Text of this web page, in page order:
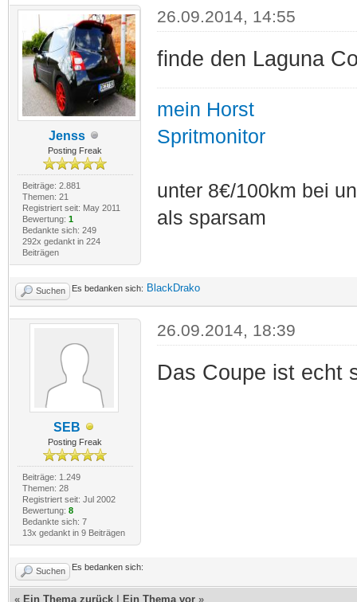
Jenss
Posting Freak
Beiträge: 2.881
Themen: 21
Registriert seit: May 2011
Bewertung: 1
Bedankte sich: 249
292x gedankt in 224
Beiträgen
26.09.2014, 14:55
finde den Laguna
mein Horst
Spritmonitor
unter 8€/100km bei
als sparsam
Suchen Es bedanken sich: BlackDrako
SEB
Posting Freak
Beiträge: 1.249
Themen: 28
Registriert seit: Jul 2002
Bewertung: 8
Bedankte sich: 7
13x gedankt in 9 Beiträgen
26.09.2014, 18:39
Das Coupe ist echt
Suchen Es bedanken sich:
« Ein Thema zurück Ein Thema vor »